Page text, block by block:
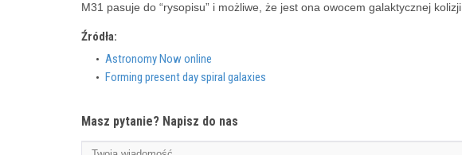
M31 pasuje do “rysopisu” i możliwe, że jest ona owocem galaktycznej kolizji.
Źródła:
Astronomy Now online
Forming present day spiral galaxies
Masz pytanie? Napisz do nas